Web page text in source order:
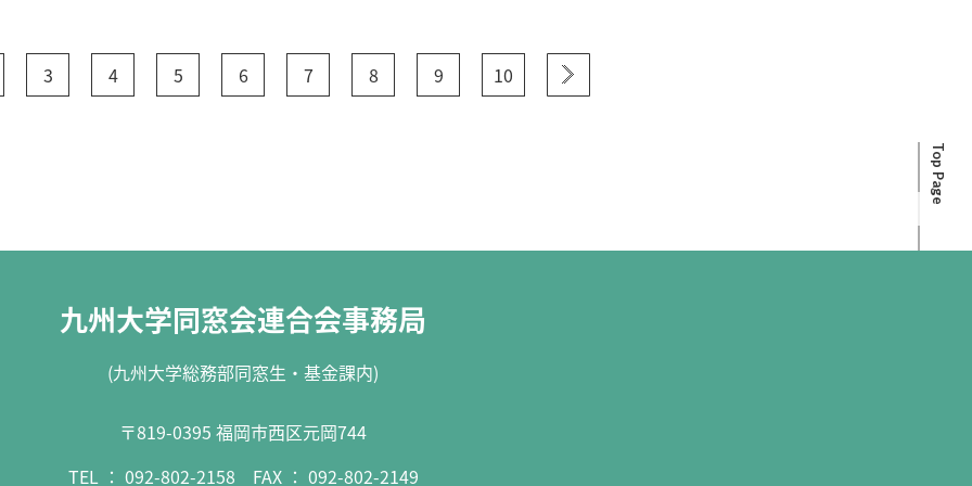
3 4 5 6 7 8 9 10
Top Page
九州大学同窓会連合会事務局
(九州大学総務部同窓生・基金課内)
〒819-0395 福岡市西区元岡744
TEL ： 092-802-2158 FAX ： 092-802-2149